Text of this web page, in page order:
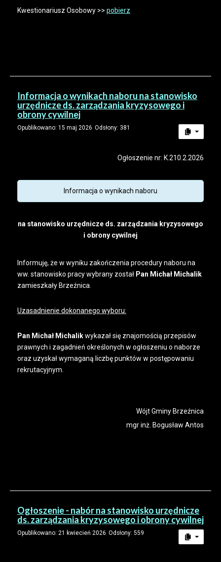
Kwestionariusz Osobowy >> pobierz
Informacja o wynikach naboru na stanowisko
urzędnicze ds. zarządzania kryzysowego i
obrony cywilnej
Opublikowano: 15 maj 2026 Odsłony: 381
Ogłoszenie nr: K.210.2.2026
Informacja o wynikach naboru
na stanowisko urzędnicze ds. zarządzania kryzysowego
i obrony cywilnej
Informuję, że w wyniku zakończenia procedury naboru na
ww. stanowisko pracy wybrany został Pan Michał Michalik
zamieszkały Brzeźnica.
Uzasadnienie dokonanego wyboru:
Pan Michał Michalikwykazał się znajomością przepisów
prawnych i zagadnień określonych w ogłoszeniu o naborze
oraz uzyskał wymaganą liczbę punktów w postępowaniu
rekrutacyjnym.
Wójt Gminy Brzeźnica
mgr inż. Bogusław Antos
Ogłoszenie - nabór na stanowisko urzędnicze
ds. zarządzania kryzysowego i obrony cywilnej
Opublikowano: 21 kwiecień 2026 Odsłony: 559